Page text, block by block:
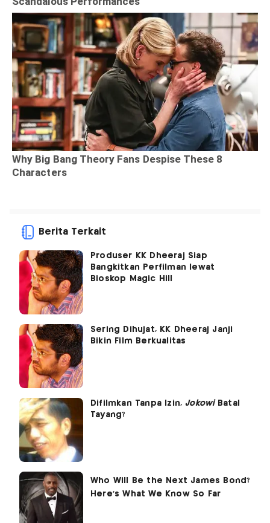
Berita Terkait
Produser KK Dheeraj Siap
Bangkitkan Perfilman lewat
Bioskop Magic Hill
Sering Dihujat, KK Dheeraj Janji
Bikin Film Berkualitas
Difilmkan Tanpa Izin, JokowiBatal
Tayang?